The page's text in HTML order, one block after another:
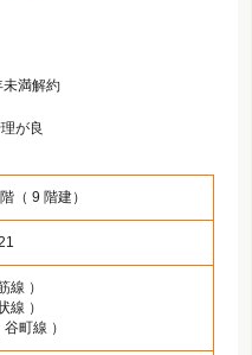
満解約
が良
（ 9 階建）
線 ）
線 ）
町線 ）